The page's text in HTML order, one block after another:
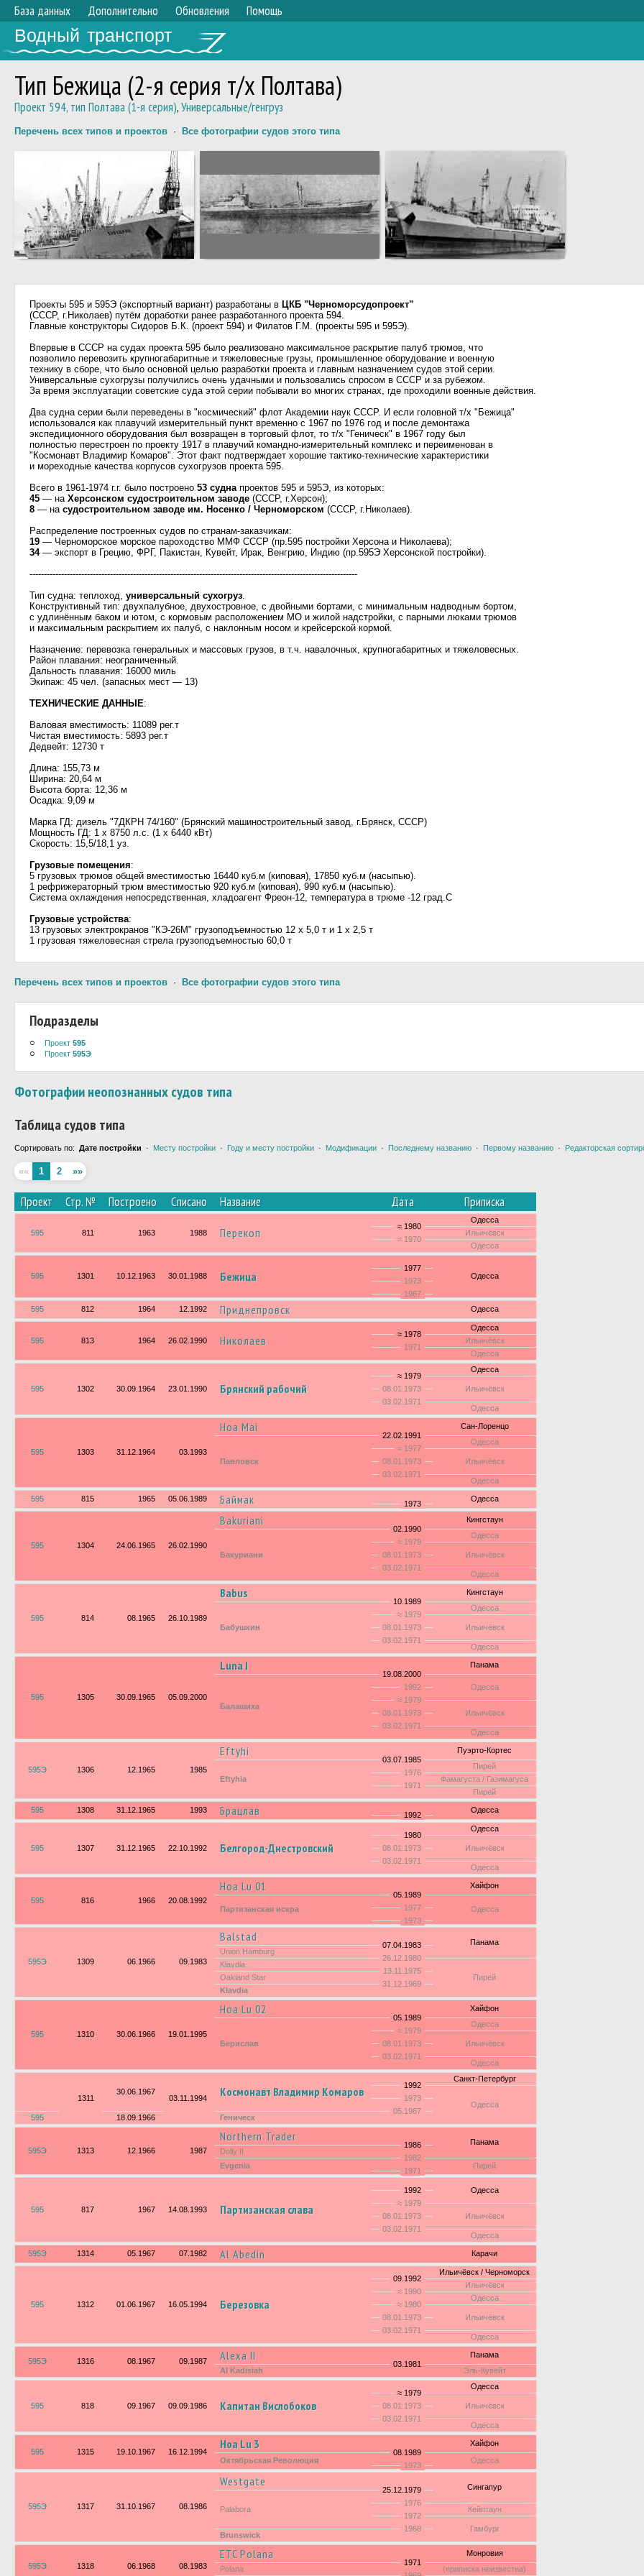
База данных Дополнительно Обновления Помощь
Водный транспорт
Тип Бежица (2-я серия т/х Полтава)
Проект 594, тип Полтава (1-я серия),Универсальные/генгруз
Перечень всех типов и проектов · Все фотографии судов этого типа
Проекты 595 и 595Э (экспортный вариант) разработаны в ЦКБ "Черноморсудопроект"
(СССР, г.Николаев) путём доработки ранее разработанного проекта 594.
Главные конструкторы Сидоров Б.К. (проект 594) и Филатов Г.М. (проекты 595 и 595Э).
Впервые в СССР на судах проекта 595 было реализовано максимальное раскрытие палуб трюмов, что
позволило перевозить крупногабаритные и тяжеловесные грузы, промышленное оборудование и военную
технику в сборе, что было основной целью разработки проекта и главным назначением судов этой серии.
Универсальные сухогрузы получились очень удачными и пользовались спросом в СССР и за рубежом.
За время эксплуатации советские суда этой серии побывали во многих странах, где проходили военные действия.
Два судна серии были переведены в "космический" флот Академии наук СССР. И если головной т/х "Бежица"
использовался как плавучий измерительный пункт временно с 1967 по 1976 год и после демонтажа
экспедиционного оборудования был возвращен в торговый флот, то т/х "Геническ" в 1967 году был
полностью перестроен по проекту 1917 в плавучий командно-измерительный комплекс и переименован в
"Космонавт Владимир Комаров". Этот факт подтверждает хорошие тактико-технические характеристики
и мореходные качества корпусов сухогрузов проекта 595.
Всего в 1961-1974 г.г. было построено 53 суднапроектов 595 и 595Э, из которых:
45 — на Херсонском судостроительном заводе (СССР, г.Херсон);
8 — на судостроительном заводе им. Носенко / Черноморском (СССР, г.Николаев).
Распределение построенных судов по странам-заказчикам:
19 — Черноморское морское пароходство ММФ СССР (пр.595 постройки Херсона и Николаева);
34— экспорт в Грецию, ФРГ, Пакистан, Кувейт, Ирак, Венгрию, Индию (пр.595Э Херсонской постройки).
------------------------------------------------------------------------------------------------------------------
Тип судна: теплоход, универсальный сухогруз.
Конструктивный тип: двухпалубное, двухостровное, с двойными бортами, с минимальным надводным бортом,
с удлинённым баком и ютом, с кормовым расположением МО и жилой надстройки, с парными люками трюмов
и максимальным раскрытием их палуб, с наклонным носом и крейсерской кормой.
Назначение: перевозка генеральных и массовых грузов, в т.ч. навалочных, крупногабаритных и тяжеловесных.
Район плавания: неограниченный.
Дальность плавания: 16000 миль
Экипаж: 45 чел. (запасных мест — 13)
ТЕХНИЧЕСКИЕ ДАННЫЕ:
Валовая вместимость: 11089 рег.т
Чистая вместимость: 5893 рег.т
Дедвейт: 12730 т
Длина: 155,73 м
Ширина: 20,64 м
Высота борта: 12,36 м
Осадка: 9,09 м
Марка ГД: дизель "7ДКРН 74/160" (Брянский машиностроительный завод, г.Брянск, СССР)
Мощность ГД: 1 х 8750 л.с. (1 х 6440 кВт)
Скорость: 15,5/18,1 уз.
Грузовые помещения:
5 грузовых трюмов общей вместимостью 16440 куб.м (киповая), 17850 куб.м (насыпью).
1 рефрижераторный трюм вместимостью 920 куб.м (киповая), 990 куб.м (насыпью).
Система охлаждения непосредственная, хладоагент Фреон-12, температура в трюме -12 град.С
Грузовые устройства:
13 грузовых электрокранов "КЭ-26М" грузоподъемностью 12 х 5,0 т и 1 х 2,5 т
1 грузовая тяжеловесная стрела грузоподъемностью 60,0 т
Перечень всех типов и проектов · Все фотографии судов этого типа
Подразделы
○ Проект 595
○ Проект 595Э
Фотографии неопознанных судов типа
Таблица судов типа
Сортировать по: Дате постройки · Месту постройки · Году и месту постройки · Модификации · Последнему названию · Первому названию · Редакторская
«« 1 2 »»
Проект Стр. № Построено Списано Название Дата Приписка
595 811 1963 1988 Перекоп ≈ 1980
Одесса
≈ 1970
Ильичёвск
Одесса
595 1301 10.12.1963 30.01.1988 Бежица
1977
Одесса
1973
1967
595
812 1964 12.1992 Приднепровск Одесса
595 813 1964 26.02.1990 Николаев ≈ 1978
Одесса
1971
Ильичёвск
Одесса
595 1302 30.09.1964 23.01.1990 Брянский рабочий
≈ 1979
Одесса
08.01.1973
Ильичёвск
03.02.1971
Одесса
595 1303 31.12.1964 03.1993
Hoa Mai
22.02.1991
Сан-Лоренцо
Павловск
≈ 1977
Одесса
08.01.1973
Ильичёвск
03.02.1971
Одесса
595 815 1965 05.06.1989 Баймак 1973
Одесса
595 1304 24.06.1965 26.02.1990
Bakuriani
02.1990
Кингстаун
Бакуриани
≈ 1979
Одесса
08.01.1973
Ильичёвск
03.02.1971
Одесса
595 814 08.1965 26.10.1989
Babus
10.1989
Кингстаун
Бабушкин
≈ 1979
Одесса
08.01.1973
Ильичёвск
03.02.1971
Одесса
595 1305 30.09.1965 05.09.2000
Luna I
19.08.2000
Панама
Балашиха
1992
Одесса
≈ 1979
08.01.1973
Ильичёвск
03.02.1971
Одесса
595Э 1306 12.1965 1985
Eftyhi
03.07.1985
Пуэрто-Кортес
Eftyhia
1976
Пирей
1971
Фамагуста / Газимагуса
Пирей
595 1308 31.12.1965 1993 Брацлав 1992
Одесса
595 1307 31.12.1965 22.10.1992 Белгород-Днестровский
1980
Одесса
08.01.1973
Ильичёвск
03.02.1971
Одесса
595 816 1966 20.08.1992
Hoa Lu 01
05.1989
Хайфон
Партизанская искра 1977
Одесса
1973
595Э 1309 06.1966 09.1983
Balstad
07.04.1983
Панама
Union Hamburg
26.12.1980
Klavdia
13.11.1975
Пирей
Oakland Star
31.12.1969
Klavdia
595 1310 30.06.1966 19.01.1995
Hoa Lu 02
05.1989
Хайфон
Берислав
≈ 1979
Одесса
08.01.1973
Ильичёвск
03.02.1971
Одесса
1311
30.06.1967
03.11.1994 Космонавт Владимир Комаров 1992
Санкт-Петербург
1973
Одесса
05.1967
595 18.09.1966 Геническ
595Э 1313 12.1966 1987
Northern Trader
1986
Панама
Dolly II
1982
Evgenia
1971
Пирей
595 817 1967 14.08.1993 Партизанская слава
1992
Одесса
≈ 1979
08.01.1973
Ильичёвск
03.02.1971
Одесса
595Э 1314 05.1967 07.1982 Al Abedin Карачи
595 1312 01.06.1967 16.05.1994 Березовка
09.1992
Ильичёвск / Черноморск
≈ 1990
Ильичёвск
≈ 1980
Одесса
08.01.1973
Ильичёвск
03.02.1971
Одесса
595Э 1316 08.1967 09.1987 Alexa II
03.1981
Панама
Al Kadisiah
Эль-Кувейт
595 818 09.1967 09.09.1986 Капитан Вислобоков
≈ 1979
Одесса
08.01.1973
Ильичёвск
03.02.1971
Одесса
595 1315 19.10.1967 16.12.1994
Hoa Lu 3
08.1989
Хайфон
Октябрьская Революция
1973
Одесса
595Э 1317 31.10.1967 08.1986
Westgate
25.12.1979 Сингапур
Palabora
1976
1972
Кейптаун
1968 Гамбург
Brunswick
595Э 1318 06.1968 08.1983
ETC Polana
1971
Монровия
Polana
(приписка неизвестна)